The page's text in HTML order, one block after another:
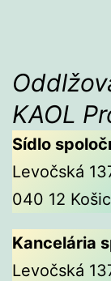
KAOL
Sídlo
Levočská
040 12
Kancelária
Levočská